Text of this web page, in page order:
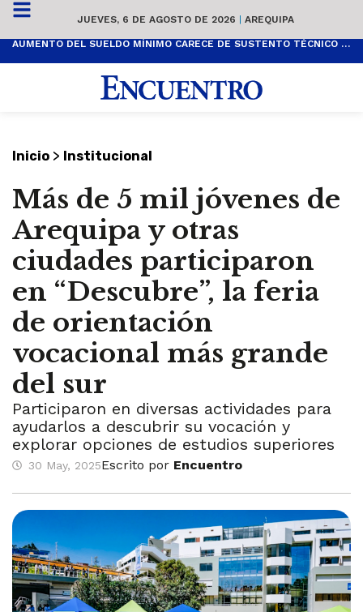
JUEVES, 6 DE AGOSTO DE 2026 | AREQUIPA
AUMENTO DEL SUELDO MÍNIMO CARECE DE SUSTENTO TÉCNICO Y ES POPULISTA
Inicio > Institucional
Más de 5 mil jóvenes de
Arequipa y otras
ciudades participaron
en “Descubre”, la feria
de orientación
vocacional más grande
del sur
Participaron en diversas actividades para
ayudarlos a descubrir su vocación y
explorar opciones de estudios superiores
30 May, 2025Escrito por Encuentro